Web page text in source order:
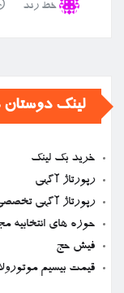
خط رند
لینک دوستان
خرید بک لینک
رپورتاژ آگهی
رپورتاژ آگهی
حوزه های انتخابیه
فیش حج
قیمت بیسیم